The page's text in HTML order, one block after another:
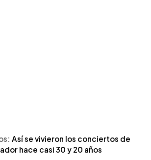
Así se vivieron los conciertos de
hace casi 30 y 20 años